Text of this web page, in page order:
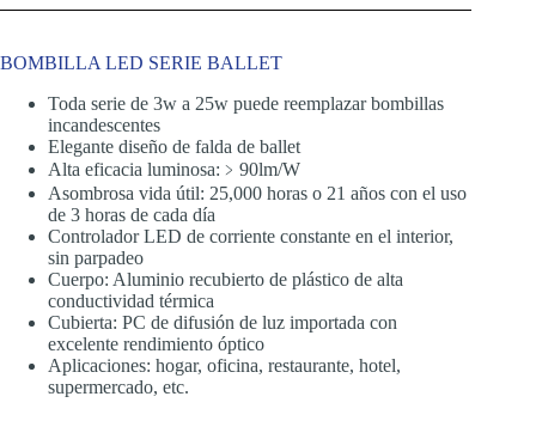
BOMBILLA LED SERIE BALLET
Toda serie de 3w a 25w puede reemplazar bombillas
incandescentes
Elegante diseño de falda de ballet
Alta eficacia luminosa:﹥90lm/W
Asombrosa vida útil: 25,000 horas o 21 años con el uso
de 3 horas de cada día
Controlador LED de corriente constante en el interior,
sin parpadeo
Cuerpo: Aluminio recubierto de plástico de alta
conductividad térmica
Cubierta: PC de difusión de luz importada con
excelente rendimiento óptico
Aplicaciones: hogar, oficina, restaurante, hotel,
supermercado, etc.